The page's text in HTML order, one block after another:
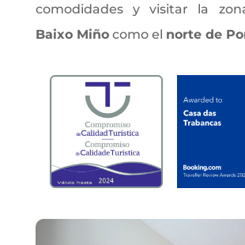
comodidades y visitar la
Baixo Miñocomo el norte de